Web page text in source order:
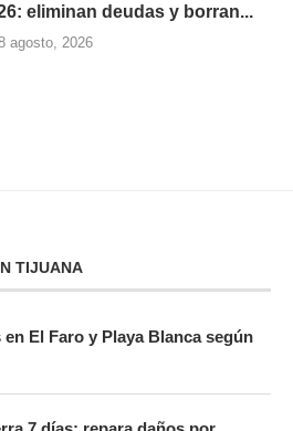
eliminan deudas y borran...
agosto, 2026
TIJUANA
El Faro y Playa Blanca según